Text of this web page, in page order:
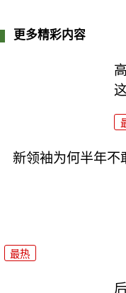
更多精彩内容
新领袖为何半年不
最热